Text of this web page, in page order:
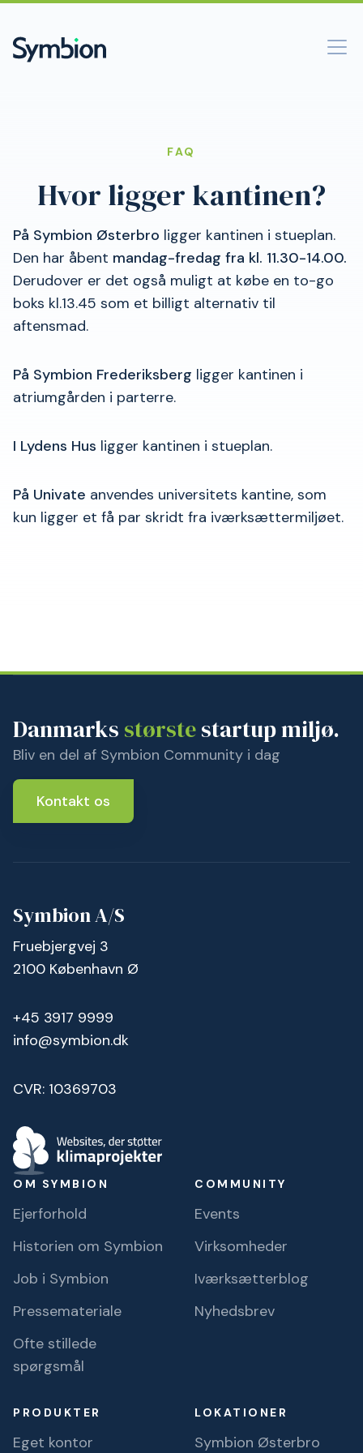
FAQ
Hvor ligger kantinen?
På Symbion Østerbro ligger kantinen i stueplan.
Den har åbent mandag-fredag fra kl. 11.30-14.00.
Derudover er det også muligt at købe en to-go
boks kl.13.45 som et billigt alternativ til
aftensmad.
På Symbion Frederiksberg ligger kantinen i
atriumgården i parterre.
I Lydens Hus ligger kantinen i stueplan.
På Univate anvendes universitets kantine, som
kun ligger et få par skridt fra iværksættermiljøet.
Danmarks størstestartup miljø.
Bliv en del af Symbion Community i dag
Kontakt os
Symbion A/S
Fruebjergvej 3
2100 København Ø
+45 3917 9999
info@symbion.dk
CVR: 10369703
OM SYMBION
Ejerforhold
Historien om Symbion
Job i Symbion
Pressemateriale
Ofte stillede
spørgsmål
COMMUNITY
Events
Virksomheder
Iværksætterblog
Nyhedsbrev
PRODUKTER
Eget kontor
LOKATIONER
Symbion Østerbro